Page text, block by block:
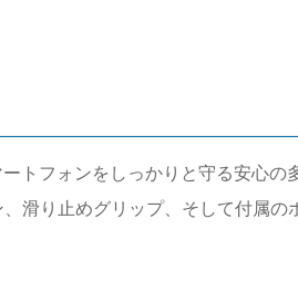
トフォンをしっかりと守る安心の
滑り止めグリップ、そして付属の